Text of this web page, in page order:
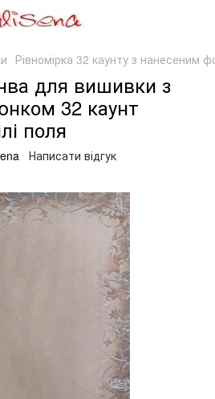
Рівномірка 32 каунту з нанесеним
для вишивки з
32 каунт
поля
Написати відгук